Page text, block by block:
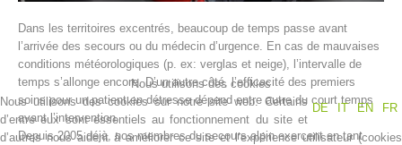
Histoire de l'association
Dans les territoires excentrés, beaucoup de temps passe avant
l’arrivée des secours ou du médecin d’urgence. En cas de mauvaises
conditions météorologiques (p. ex: verglas et neige), l’intervalle de
temps s’allonge encore. D’un autre côté, l’efficacité des premiers
soins pour un patient en détresse dépend entre autre du court temps
avant l’intervention.
Depuis 2005 déjà, nos membres du secours alpin exercent en tant
Nous utilisons des cookies
DE
IT EN FR
Nous utilisons des cookies sur notre site web. Certains
d’entre eux sont essentiels au fonctionnement du site et
d’autres nous aident à améliorer ce site et l’expérience utilisateur (cookies